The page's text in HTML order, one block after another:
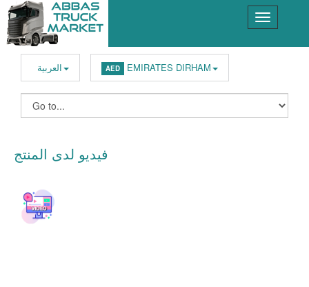
العربية AED EMIRATES DIRHAM
فيديو لدى المنتج